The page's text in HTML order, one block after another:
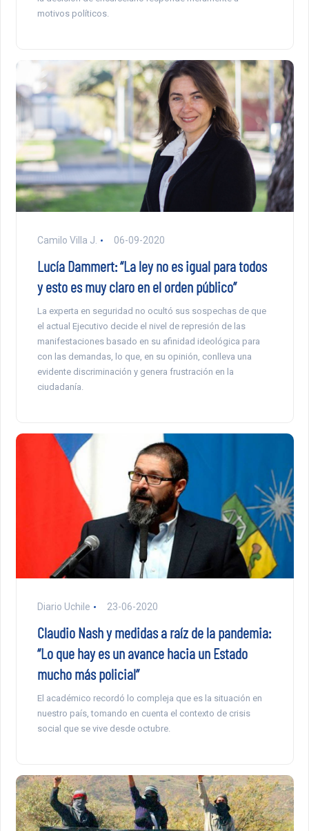
motivos políticos.
Camilo Villa J. 06-09-2020
Lucía Dammert: “La ley no es igual para todos
y esto es muy claro en el orden público”
La experta en seguridad no ocultó sus sospechas de que
el actual Ejecutivo decide el nivel de represión de las
manifestaciones basado en su afinidad ideológica para
con las demandas, lo que, en su opinión, conlleva una
evidente discriminación y genera frustración en la
ciudadanía.
Diario Uchile 23-06-2020
Claudio Nash y medidas a raíz de la pandemia:
“Lo que hay es un avance hacia un Estado
mucho más policial”
El académico recordó lo compleja que es la situación en
nuestro país, tomando en cuenta el contexto de crisis
social que se vive desde octubre.